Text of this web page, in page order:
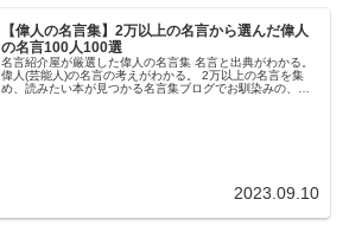
【偉人の名言集】2万以上の名言から選んだ偉人
の名言100人100選
名言紹介屋が厳選した偉人の名言集 名言と出典がわかる。
偉人(芸能人)の名言の考えがわかる。 2万以上の名言を集
め、読みたい本が見つかる名言集ブログでお馴染みの、名
2023.09.10